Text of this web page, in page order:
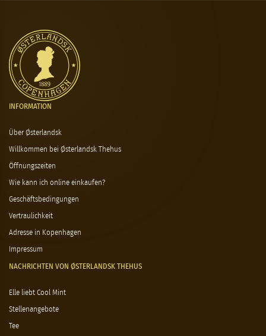
INFORMATION
Über Østerlandsk
Willkommen bei Østerlandsk Thehus
Öffnungszeiten
Wie kann ich online einkaufen?
Geschäftsbedingungen
Vertraulichkeit
Adresse in Kopenhagen
Impressum
NACHRICHTEN VON ØSTERLANDSK THEHUS
Elle liebt Cool Mint
Stellenangebote
Tee